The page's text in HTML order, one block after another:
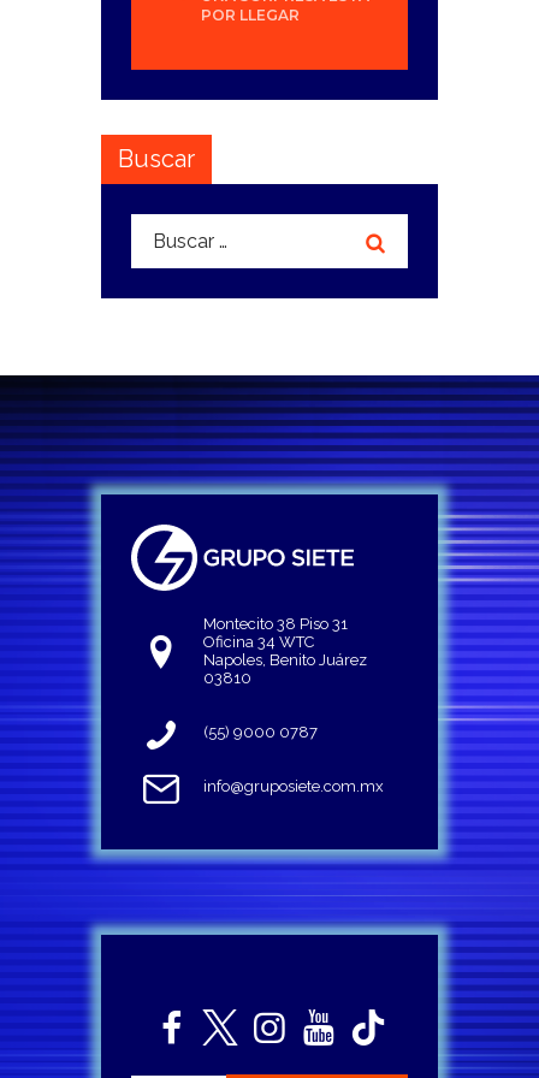
POR LLEGAR
Buscar
Buscar:
Montecito 38 Piso 31
Oficina 34 WTC
Napoles, Benito Juárez
03810
(55) 9000 0787
info@gruposiete.com.mx